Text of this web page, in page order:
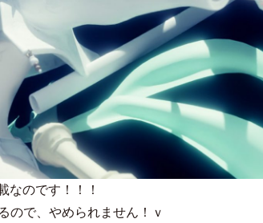
なのです！！！
ので、やめられません！ｖ